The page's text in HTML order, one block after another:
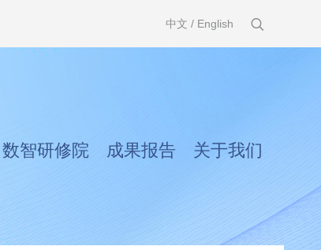
中文 / English
数智研修院 成果报告 关于我们